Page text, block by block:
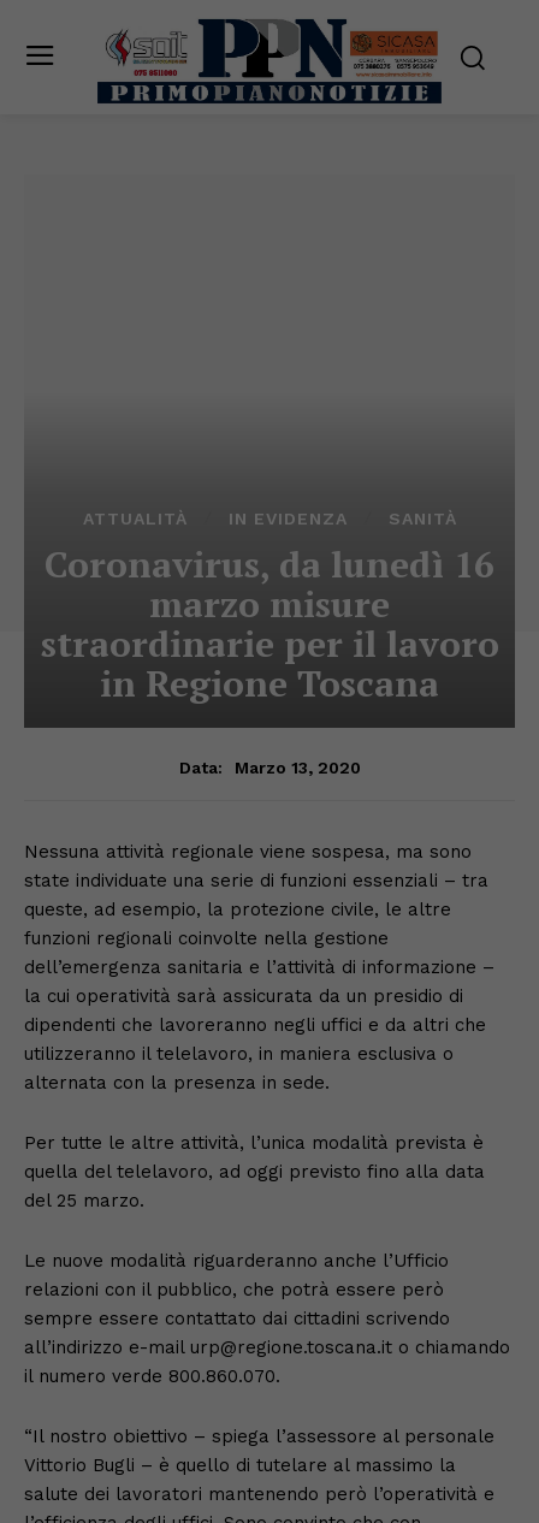
ATTUALITÀ IN EVIDENZA SANITÀ
Coronavirus, da lunedì 16
marzo misure
straordinarie per il lavoro
in Regione Toscana
Data: Marzo 13, 2020
Nessuna attività regionale viene sospesa, ma sono
state individuate una serie di funzioni essenziali – tra
queste, ad esempio, la protezione civile, le altre
funzioni regionali coinvolte nella gestione
dell’emergenza sanitaria e l’attività di informazione –
la cui operatività sarà assicurata da un presidio di
dipendenti che lavoreranno negli uffici e da altri che
utilizzeranno il telelavoro, in maniera esclusiva o
alternata con la presenza in sede.
Per tutte le altre attività, l’unica modalità prevista è
quella del telelavoro, ad oggi previsto fino alla data
del 25 marzo.
Le nuove modalità riguarderanno anche l’Ufficio
relazioni con il pubblico, che potrà essere però
sempre essere contattato dai cittadini scrivendo
all’indirizzo e-mail urp@regione.toscana.it o chiamando
il numero verde 800.860.070.
“Il nostro obiettivo – spiega l’assessore al personale
Vittorio Bugli – è quello di tutelare al massimo la
salute dei lavoratori mantenendo però l’operatività e